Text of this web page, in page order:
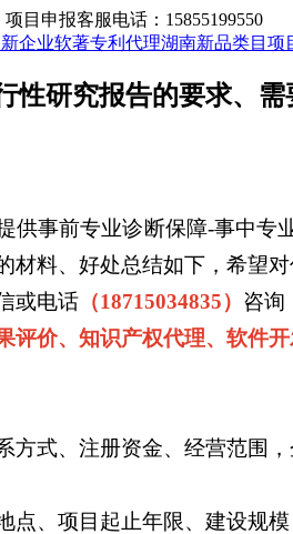
项目申报客服电话：15855199550
企业软著专利代理湖南新品类目 项
性研究报告的要求、
供事前专业诊断保障-事中
料、好处总结如下，希望对
或电话 （18715034835） 咨询
评价、知识产权代理、软件
式、注册资金、经营范围，
点、项目起止年限、建设规模